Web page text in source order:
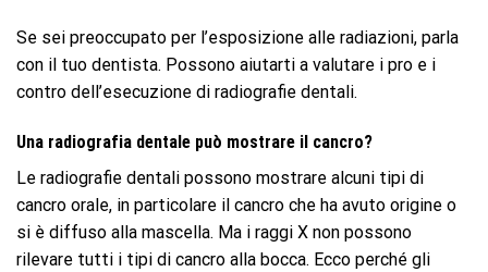
Se sei preoccupato per l’esposizione alle radiazioni, parla
con il tuo dentista. Possono aiutarti a valutare i pro e i
contro dell’esecuzione di radiografie dentali.
Una radiografia dentale può mostrare il cancro?
Le radiografie dentali possono mostrare alcuni tipi di
cancro orale, in particolare il cancro che ha avuto origine o
si è diffuso alla mascella. Ma i raggi X non possono
rilevare tutti i tipi di cancro alla bocca. Ecco perché gli